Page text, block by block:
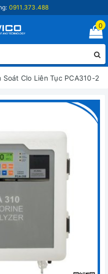
0911.373.488
0
Soát Clo Liên Tục PCA310-2